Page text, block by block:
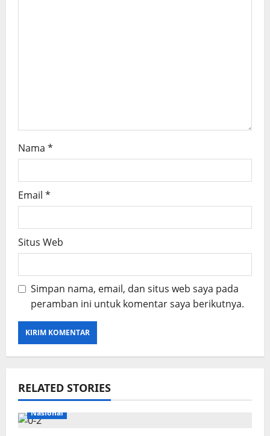
Nama *
Email *
Situs Web
Simpan nama, email, dan situs web saya pada
peramban ini untuk komentar saya berikutnya.
RELATED STORIES
Nasional